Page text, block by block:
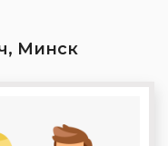
Минск